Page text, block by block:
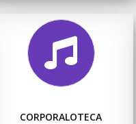
CORPORALOTECA